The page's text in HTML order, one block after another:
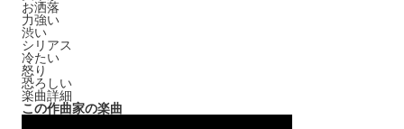
お洒落
力強い
渋い
シリアス
冷たい
怒り
恐ろしい
楽曲詳細
この作曲家の楽曲